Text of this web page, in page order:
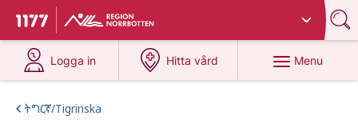
To start page for 1177
Du har valt region
Logga in
at 1177.se
Hitta vård
at 1177.se
Menu
ትግርኛ/Tigrinska